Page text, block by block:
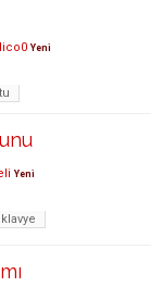
Yeni
Yeni
klavye